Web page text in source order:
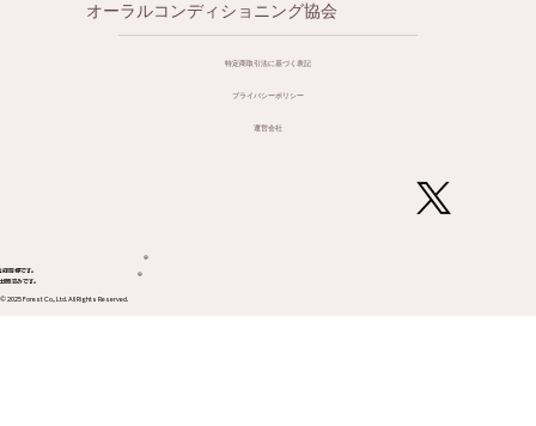
特定商取引法に基づく表記
プライバシーポリシー
運営会社
オーラルコンディショニング協会
商標です。
願済みです。
®
®
© 2025 Forest Co., Ltd. All Rights Reserved.